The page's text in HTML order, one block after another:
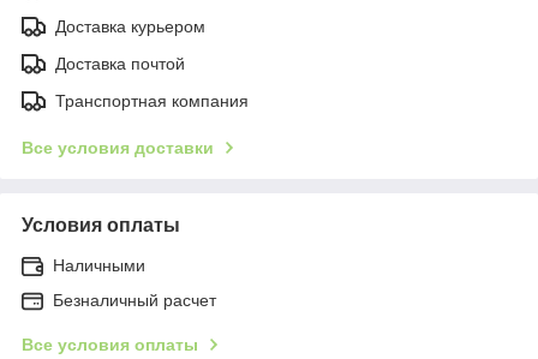
Доставка курьером
Доставка почтой
Транспортная компания
Все условия доставки
Условия оплаты
Наличными
Безналичный расчет
Все условия оплаты